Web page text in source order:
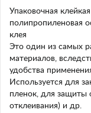
Упаковочная
полипропиленовая
клея
Это один из самых
материалов,
удобства
Используется для
пленок, для защиты
отклеивания) и др.